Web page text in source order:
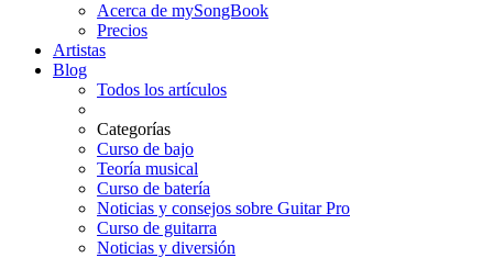
Acerca de mySongBook
Precios
Artistas
Blog
Todos los artículos
Categorías
Curso de bajo
Teoría musical
Curso de batería
Noticias y consejos sobre Guitar Pro
Curso de guitarra
Noticias y diversión